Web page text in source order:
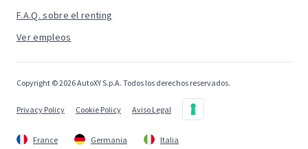
F.A.Q. sobre el renting
Ver empleos
Copyright © 2026 AutoXY S.p.A. Todos los derechos reservados.
Privacy Policy Cookie Policy Aviso Legal
France Germania Italia